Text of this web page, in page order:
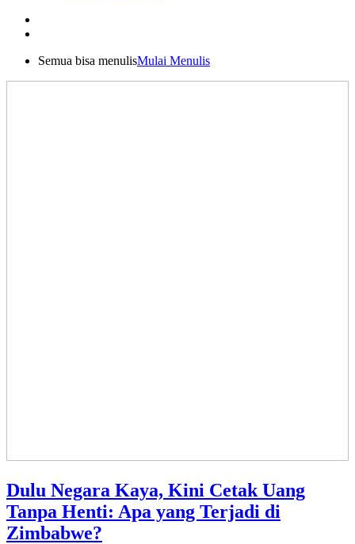
Semua bisa menulisMulai Menulis
Dulu Negara Kaya, Kini Cetak Uang
Tanpa Henti: Apa yang Terjadi di
Zimbabwe?